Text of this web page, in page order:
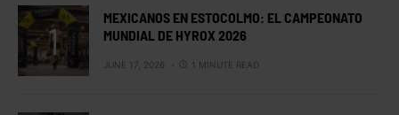
MEXICANOS EN ESTOCOLMO: EL CAMPEONATO
MUNDIAL DE HYROX 2026
JUNE 17, 2026 1 MINUTE READ